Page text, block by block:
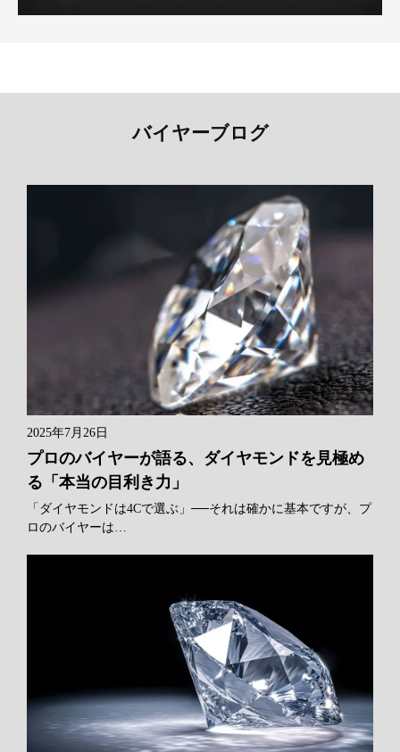
バイヤーブログ
2025年7月26日
プロのバイヤーが語る、ダイヤモンドを見極め
る「本当の目利き力」
「ダイヤモンドは4Cで選ぶ」──それは確かに基本ですが、プ
ロのバイヤーは…